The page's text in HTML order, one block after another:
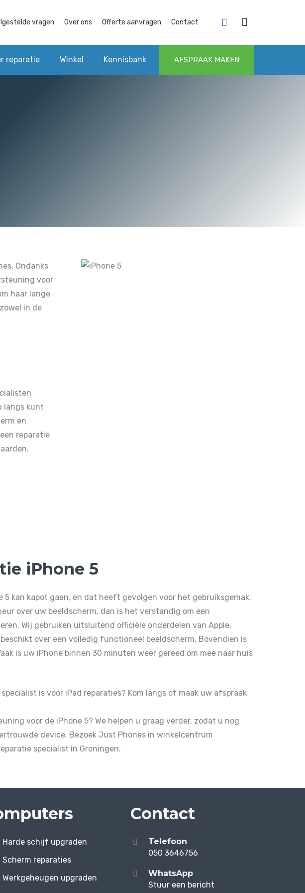
vragen Over ons Offerte aanvragen Contact
reparatie Winkel Kennisbank AFSPRAAK MAKEN
Ondanks
voor
haar lange
in de
langs kunt
en
reparatie
iPhone 5
5 kan kapot gaan, en dat heeft gevolgen voor het gebruiksgemak.
over uw beeldscherm, dan is het verstandig om een
Wij gebruiken uitsluitend officiële onderdelen van Apple,
over een volledig functioneel beeldscherm. Bovendien is
is uw iPhone binnen 30 minuten weer gereed om mee naar huis
is voor iPad reparaties? Kom langs of maak uw afspraak
voor de iPhone 5? We helpen u graag verder, zodat u nog
device. Bezoek Just Phones in winkelcentrum
specialist in Groningen.
Harde schijf upgraden
Scherm reparaties
Werkgeheugen upgraden
Contact
Telefoon
050 3646756
WhatsApp
Stuur een bericht